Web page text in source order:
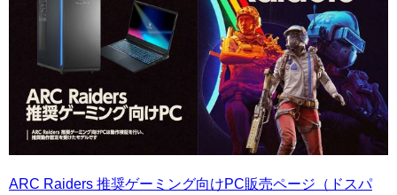
ARC Raiders 推奨ゲーミング向けPC販売ページ（ドスパ